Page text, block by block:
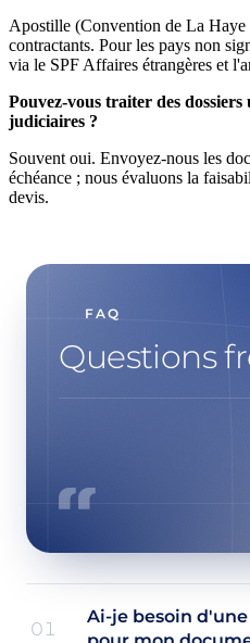
Apostille (Convention de La Haye
contractants. Pour les pays non
via le SPF Affaires étrangères et
Pouvez-vous traiter des dossiers
judiciaires ?
Souvent oui. Envoyez-nous les
échéance ; nous évaluons la
devis.
FAQ
Questions
01
Ai-je besoin